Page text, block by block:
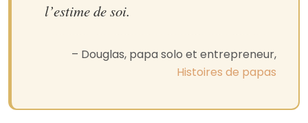
l’estime de soi.
– Douglas, papa solo et entrepreneur,
Histoires de papas